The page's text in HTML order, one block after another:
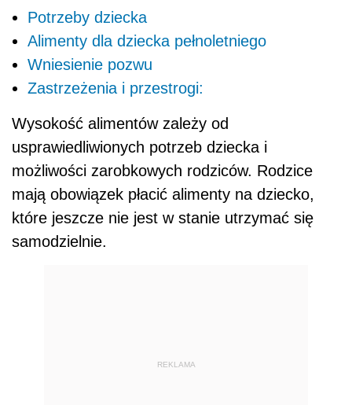
Potrzeby dziecka
Alimenty dla dziecka pełnoletniego
Wniesienie pozwu
Zastrzeżenia i przestrogi:
Wysokość alimentów zależy od
usprawiedliwionych potrzeb dziecka i
możliwości zarobkowych rodziców. Rodzice
mają obowiązek płacić alimenty na dziecko,
które jeszcze nie jest w stanie utrzymać się
samodzielnie.
REKLAMA